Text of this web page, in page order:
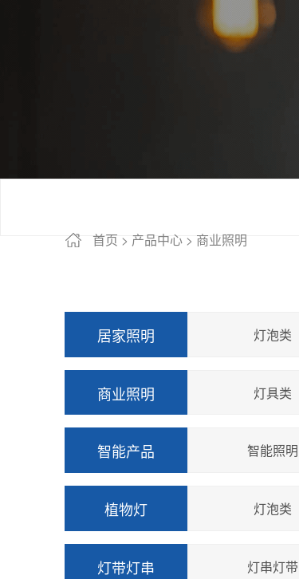
首页 > 产品中心> 商业照明
居家照明 灯泡类
商业照明 灯具类
智能产品 智能照明
植物灯 灯泡类
灯带灯串 灯串灯带